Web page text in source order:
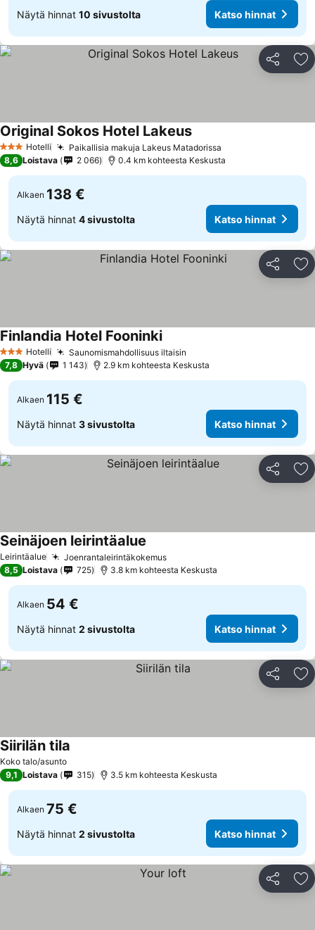
Näytä hinnat 10 sivustolta Katso hinnat
Jaa
3 Tähtiluokitus
Hotelli Paikallisia makuja Lakeus Matadorissa
Original Sokos Hotel Lakeus
8,6 Loistava 2 066 0.4 km kohteesta Keskusta
Alkaen 138 €
Näytä hinnat 4 sivustolta Katso hinnat
Jaa
3 Tähtiluokitus
Hotelli Saunomismahdollisuus iltaisin
Finlandia Hotel Fooninki
7,8 Hyvä 1 143 2.9 km kohteesta Keskusta
Alkaen 115 €
Näytä hinnat 3 sivustolta Katso hinnat
Jaa
Leirintäalue Joenrantaleirintäkokemus
Seinäjoen leirintäalue
8,5 Loistava 725 3.8 km kohteesta Keskusta
Alkaen 54 €
Näytä hinnat 2 sivustolta Katso hinnat
Jaa
Koko talo/asunto
Siirilän tila
9,1 Loistava 315 3.5 km kohteesta Keskusta
Alkaen 75 €
Näytä hinnat 2 sivustolta Katso hinnat
Jaa